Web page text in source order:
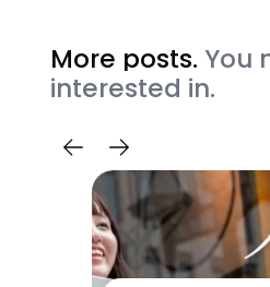
More posts. You
interested in.